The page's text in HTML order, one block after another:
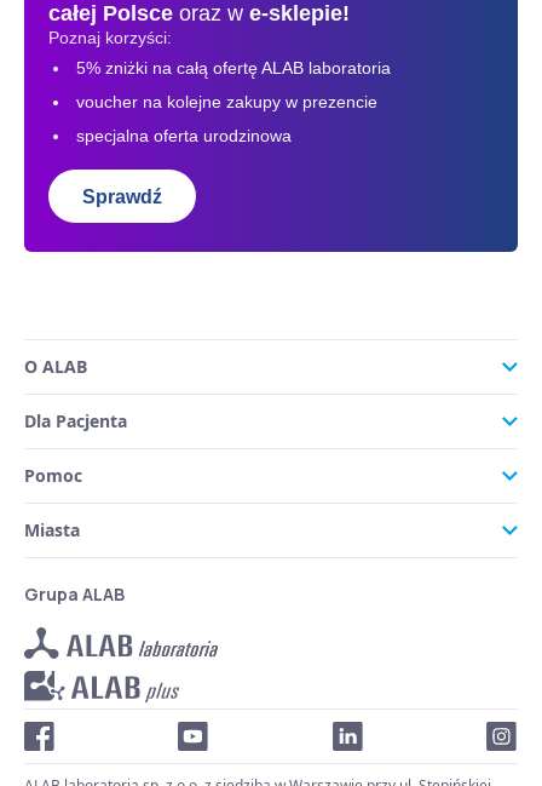
całej Polsce oraz w e-sklepie!
Poznaj korzyści:
5% zniżki na całą ofertę ALAB laboratoria
voucher na kolejne zakupy w prezencie
specjalna oferta urodzinowa
Sprawdź
O ALAB
Dla Pacjenta
Pomoc
Miasta
Grupa ALAB